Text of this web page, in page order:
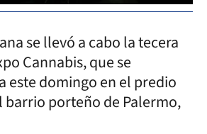
se llevó a cabo la tecera
Cannabis, que se
este domingo en el predio
barrio porteño de Palermo,